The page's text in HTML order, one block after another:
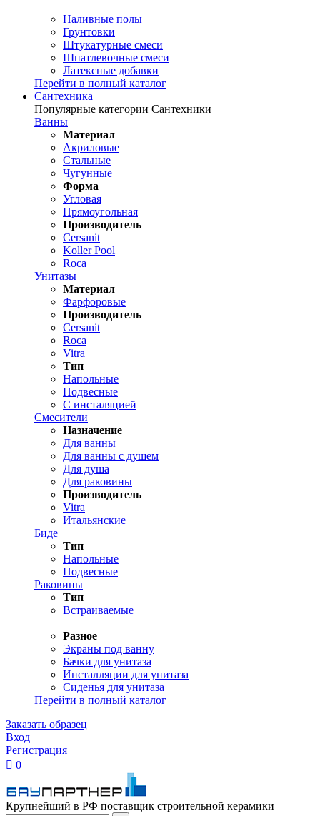
Наливные полы
Грунтовки
Штукатурные смеси
Шпатлевочные смеси
Латексные добавки
Перейти в полный каталог
Сантехника
Популярные категории Сантехники
Ванны
Материал
Акриловые
Стальные
Чугунные
Форма
Угловая
Прямоугольная
Производитель
Cersanit
Koller Pool
Roca
Унитазы
Материал
Фарфоровые
Производитель
Cersanit
Roca
Vitra
Тип
Напольные
Подвесные
С инсталяцией
Смесители
Назначение
Для ванны
Для ванны с душем
Для душа
Для раковины
Производитель
Vitra
Итальянские
Биде
Тип
Напольные
Подвесные
Раковины
Тип
Встраиваемые
Разное
Экраны под ванну
Бачки для унитаза
Инсталляции для унитаза
Сиденья для унитаза
Перейти в полный каталог
Заказать образец
Вход
Регистрация
 0
Крупнейший в РФ поставщик строительной керамики